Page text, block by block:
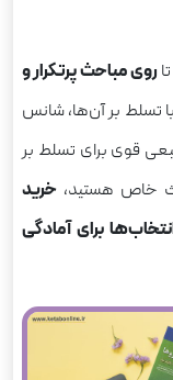
روی مباحث پرتکرار و
تسلط بر آن‌ها، شانس
قوی برای تسلط بر
خاص هستید، خرید
برای آمادگی